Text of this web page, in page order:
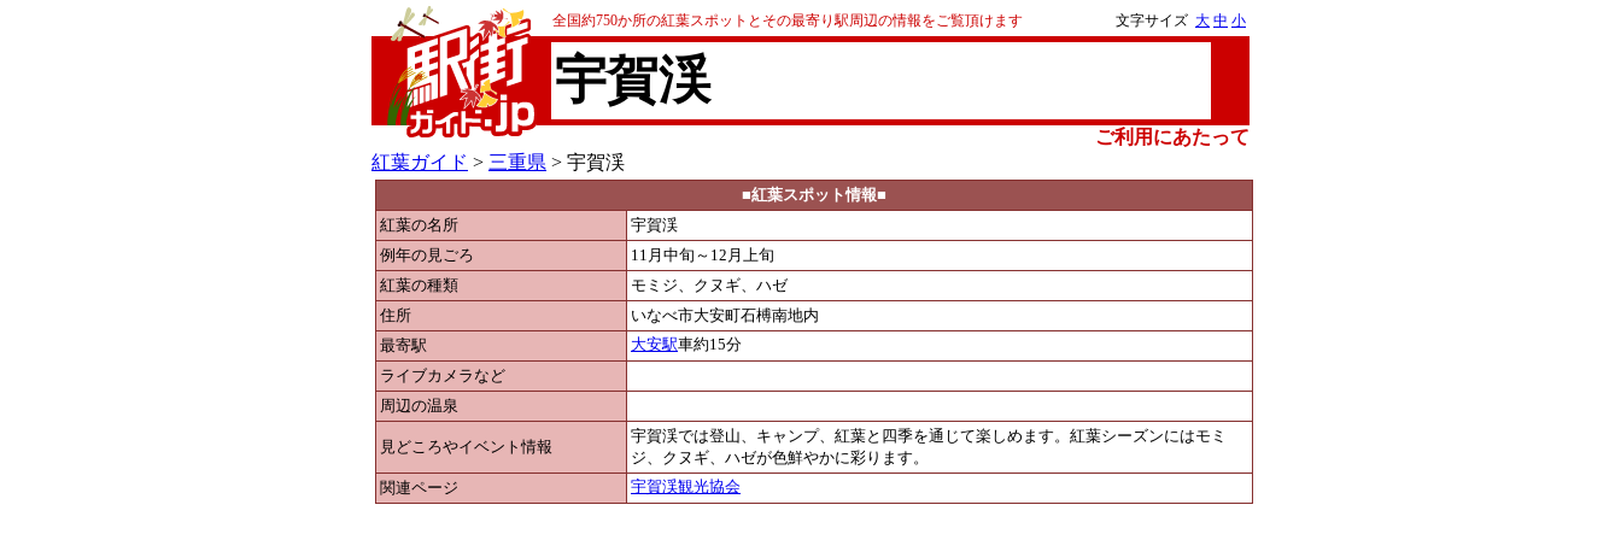
全国約750か所の紅葉スポットとその最寄り駅周辺の情報をご覧頂けます 文字サイズ 大 中 小
宇賀渓
ご利用にあたって
紅葉ガイド > 三重県 > 宇賀渓
■紅葉スポット情報■
紅葉の名所
宇賀渓
例年の見ごろ
11月中旬～12月上旬
紅葉の種類
モミジ、クヌギ、ハゼ
住所
いなべ市大安町石榑南地内
最寄駅
大安駅車約15分
ライブカメラなど
周辺の温泉
見どころやイベント情報
宇賀渓では登山、キャンプ、紅葉と四季を通じて楽しめます。紅葉シーズンにはモミ
ジ、クヌギ、ハゼが色鮮やかに彩ります。
関連ページ
宇賀渓観光協会